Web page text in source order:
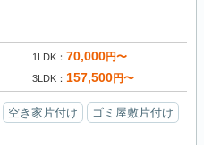
1LDK 70,000円〜
3LDK 157,500円〜
空き家片付け
ゴミ屋敷片付け